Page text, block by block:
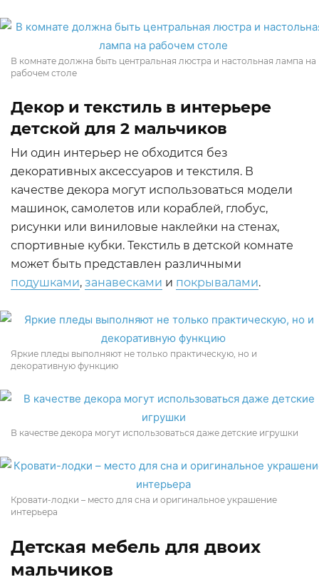
В комнате должна быть центральная люстра и настольная лампа на
рабочем столе
Декор и текстиль в интерьере
детской для 2 мальчиков
Ни один интерьер не обходится без
декоративных аксессуаров и текстиля. В
качестве декора могут использоваться модели
машинок, самолетов или кораблей, глобус,
рисунки или виниловые наклейки на стенах,
спортивные кубки. Текстиль в детской комнате
может быть представлен различными
подушками, занавесками и покрывалами.
Яркие пледы выполняют не только практическую, но и
декоративную функцию
В качестве декора могут использоваться даже детские игрушки
Кровати-лодки – место для сна и оригинальное украшение
интерьера
Детская мебель для двоих
мальчиков